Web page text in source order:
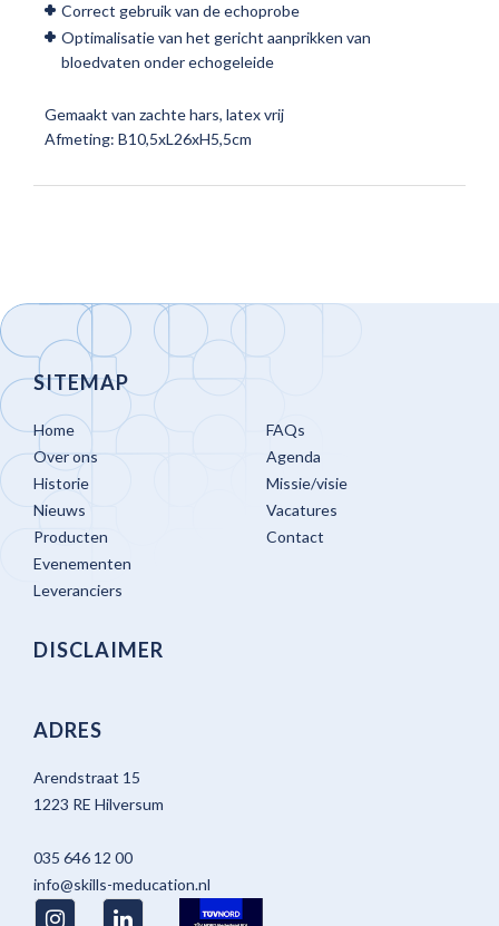
Correct gebruik van de echoprobe
Optimalisatie van het gericht aanprikken van
bloedvaten onder echogeleide
Gemaakt van zachte hars, latex vrij
Afmeting: B10,5xL26xH5,5cm
SITEMAP
Home
Over ons
Historie
Nieuws
Producten
Evenementen
Leveranciers
FAQs
Agenda
Missie/visie
Vacatures
Contact
DISCLAIMER
ADRES
Arendstraat 15
1223 RE Hilversum
035 646 12 00
info@skills-meducation.nl